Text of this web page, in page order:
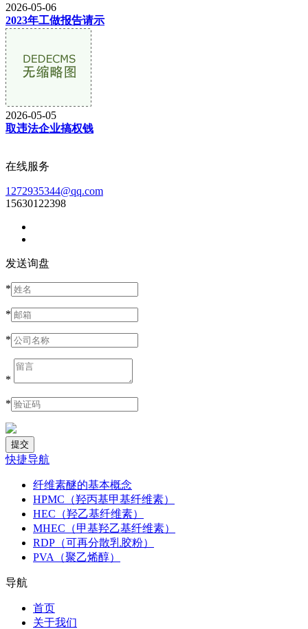
2026-05-06
2023年工做报告请示
2026-05-05
取违法企业搞权钱
在线服务
1272935344@qq.com
15630122398
发送询盘
*
*
*
*
*
快捷导航
纤维素醚的基本概念
HPMC（羟丙基甲基纤维素）
HEC（羟乙基纤维素）
MHEC（甲基羟乙基纤维素）
RDP（可再分散乳胶粉）
PVA（聚乙烯醇）
导航
首页
关于我们